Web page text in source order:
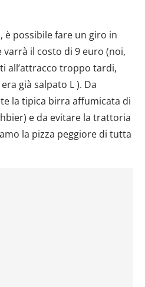
è possibile fare un giro in
il costo di 9 euro (noi,
all’attracco troppo tardi,
già salpato L ). Da
la tipica birra affumicata di
e da evitare la trattoria
la pizza peggiore di tutta